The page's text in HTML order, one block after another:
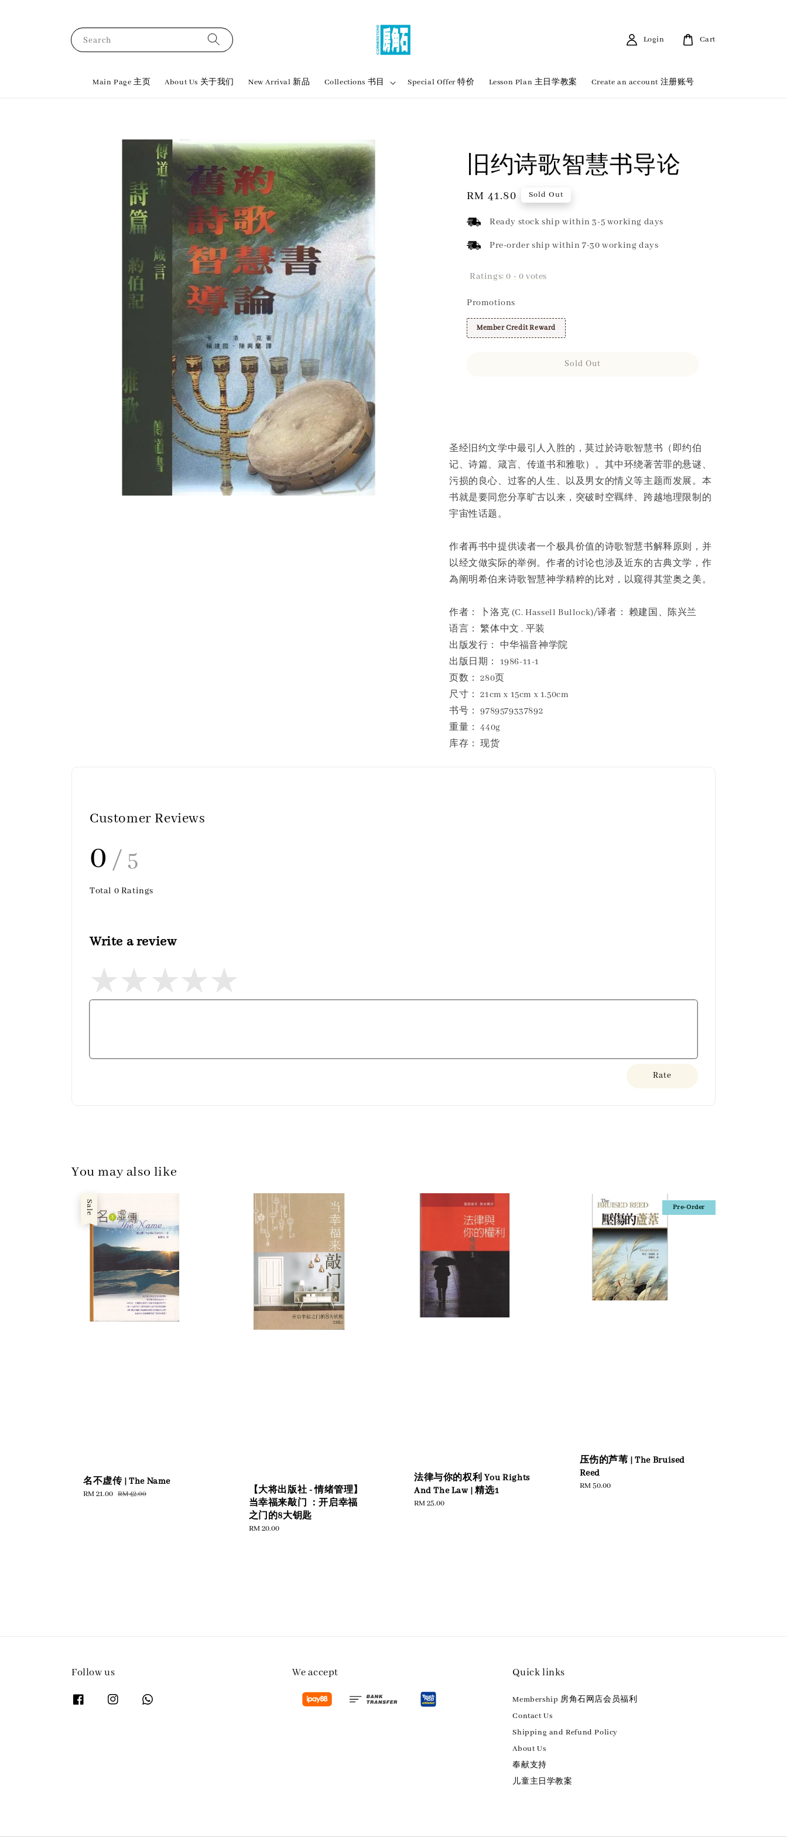
Search
Main Page 主页 About Us 关于我们 New Arrival 新品 Collections 书目 Special Offer 特价 Lesson Plan 主日学教案 Create an account 注册账号
Login Cart
旧约诗歌智慧书导论
Regular
price
RM 41.80 Sold Out
Ready stock ship within 3-5 working days
Pre-order ship within 7-30 working days
Ratings:0 - 0 votes
Promotions
Member Credit Reward
Sold Out
圣经旧约文学中最引人入胜的，莫过於诗歌智慧书（即约伯
记、诗篇、箴言、传道书和雅歌）。其中环绕著苦罪的悬谜、
污损的良心、过客的人生、以及男女的情义等主题而发展。本
书就是要同您分享旷古以来，突破时空羈绊、跨越地理限制的
宇宙性话题。
作者再书中提供读者一个极具价值的诗歌智慧书解释原则，并
以经文做实际的举例。作者的讨论也涉及近东的古典文学，作
為阐明希伯来诗歌智慧神学精粹的比对，以窥得其堂奥之美。
作者： 卜洛克 (C. Hassell Bullock)/译者： 赖建国、陈兴兰
语言： 繁体中文 . 平装
出版发行： 中华福音神学院
出版日期： 1986-11-1
页数： 280页
尺寸： 21cm x 15cm x 1.50cm
书号： 9789579337892
重量： 440g
库存： 现货
Customer Reviews
0 / 5
Total 0 Ratings
Write a review
Rate
You may also like
Sale
名不虚传 | The Name
Sale
RM 21.00 Regular
RM 42.00
【大将出版社 - 情绪管理】
当幸福来敲门 ：开启幸福
之门的8大钥匙
Regular
RM 20.00
法律与你的权利 You Rights
And The Law | 精选1
Regular
RM 25.00
Pre-Order
压伤的芦苇 | The Bruised
Reed
Regular
RM 50.00
Follow us We accept Quick links
Membership 房角石网店会员福利
Contact Us
Shipping and Refund Policy
About Us
奉献支持
儿童主日学教案